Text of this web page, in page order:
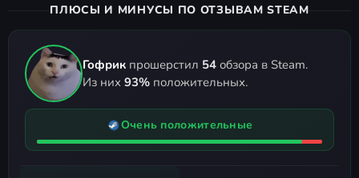
ПЛЮСЫ И МИНУСЫ ПО ОТЗЫВАМ STEAM
Гофрик прошерстил 54 обзора в Steam.
Из них 93% положительных.
Очень положительные